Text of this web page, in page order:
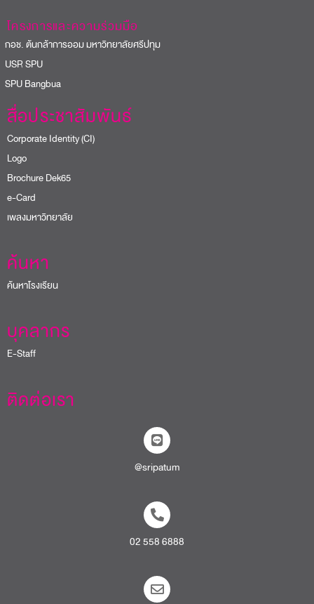
โครงการและความร่วมมือ
ช. ต้นกล้าการออม มหาวิทยาลัยศรีปทุม
SPU
Bangbua
สื่อประชาสัมพันธ์
Corporate Identity (CI)
Logo
Brochure Dek65
e-Card
เพลงมหาวิทยาลัย
ค้นหา
ค้นหาโรงเรียน
บุคลากร
E-Staff
ติดต่อเรา
@sripatum
02 558 6888